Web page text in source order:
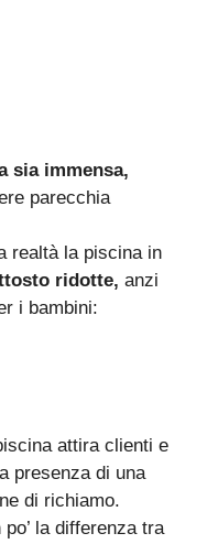
sia immensa,
parecchia
realtà la piscina in
ridotte, anzi
i bambini:
attira clienti e
presenza di una
di richiamo.
la differenza tra